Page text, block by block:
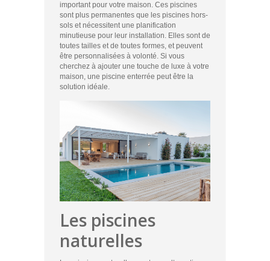
important pour votre maison. Ces piscines
sont plus permanentes que les piscines hors-
sols et nécessitent une planification
minutieuse pour leur installation. Elles sont de
toutes tailles et de toutes formes, et peuvent
être personnalisées à volonté. Si vous
cherchez à ajouter une touche de luxe à votre
maison, une piscine enterrée peut être la
solution idéale.
Les piscines
naturelles